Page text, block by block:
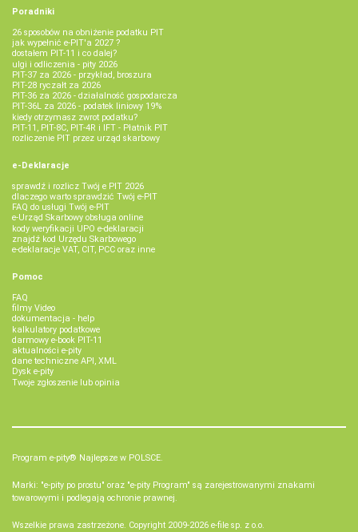
Poradniki
26 sposobów na obniżenie podatku PIT
jak wypełnić e-PIT'a 2027 ?
dostałem PIT-11 i co dalej?
ulgi i odliczenia - pity 2026
PIT-37 za 2026 - przykład, broszura
PIT-28 ryczałt za 2026
PIT-36 za 2026 - działalność gospodarcza
PIT-36L za 2026 - podatek liniowy 19%
kiedy otrzymasz zwrot podatku?
PIT-11, PIT-8C, PIT-4R i IFT - Płatnik PIT
rozliczenie PIT przez urząd skarbowy
e-Deklaracje
sprawdź i rozlicz Twój e PIT 2026
dlaczego warto sprawdzić Twój e-PIT
FAQ do usługi Twój e-PIT
e-Urząd Skarbowy obsługa online
kody weryfikacji UPO e-deklaracji
znajdź kod Urzędu Skarbowego
e-deklaracje VAT, CIT, PCC oraz inne
Pomoc
FAQ
filmy Video
dokumentacja - help
kalkulatory podatkowe
darmowy e-book PIT-11
aktualności e-pity
dane techniczne API, XML
Dysk e-pity
Twoje zgłoszenie lub opinia
Program e-pity® Najlepsze w POLSCE.
Marki: "e-pity po prostu" oraz "e-pity Program" są zarejestrowanymi znakami
towarowymi i podlegają ochronie prawnej.
Wszelkie prawa zastrzeżone. Copyright 2009-2026 e-file sp. z o.o.